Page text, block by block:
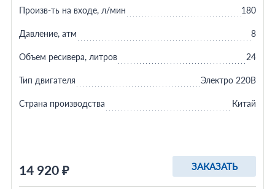
14 920 ₽ ЗАКАЗАТЬ
Произв-ть на входе, л/мин 180
Давление, атм 8
Объем ресивера, литров 24
Тип двигателя Электро 220В
Страна производства Китай